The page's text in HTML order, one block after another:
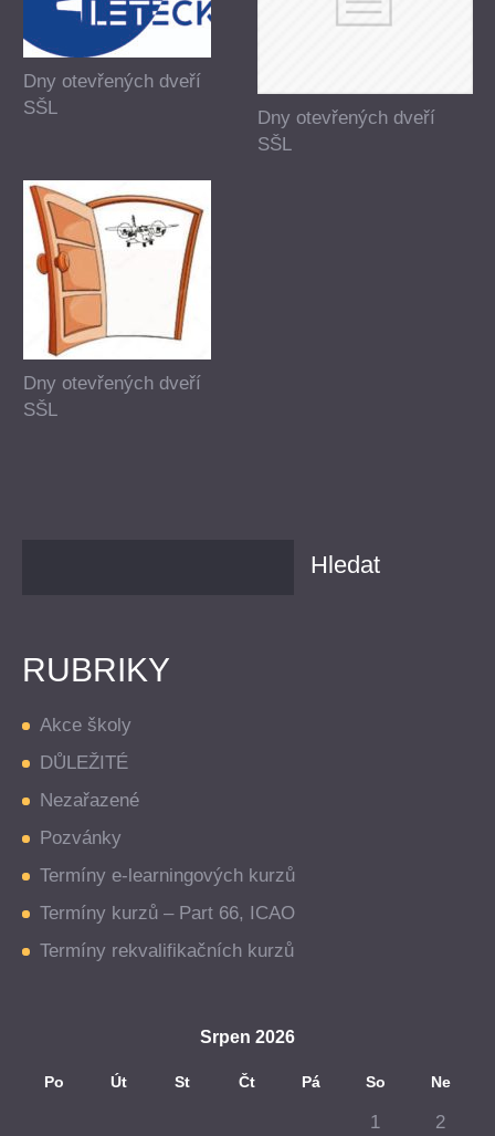
Dny otevřených dveří
SŠL
Dny otevřených dveří
SŠL
Dny otevřených dveří
SŠL
RUBRIKY
Akce školy
DŮLEŽITÉ
Nezařazené
Pozvánky
Termíny e-learningových kurzů
Termíny kurzů – Part 66, ICAO
Termíny rekvalifikačních kurzů
Srpen 2026
Po Út St Čt Pá So Ne
1 2